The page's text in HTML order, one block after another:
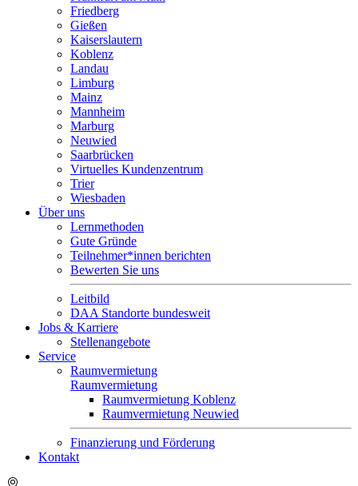
Friedberg
Gießen
Kaiserslautern
Koblenz
Landau
Limburg
Mainz
Mannheim
Marburg
Neuwied
Saarbrücken
Virtuelles Kundenzentrum
Trier
Wiesbaden
Über uns
Lernmethoden
Gute Gründe
Teilnehmer*innen berichten
Bewerten Sie uns
Leitbild
DAA Standorte bundesweit
Jobs & Karriere
Stellenangebote
Service
Raumvermietung
Raumvermietung
Raumvermietung Koblenz
Raumvermietung Neuwied
Finanzierung und Förderung
Kontakt